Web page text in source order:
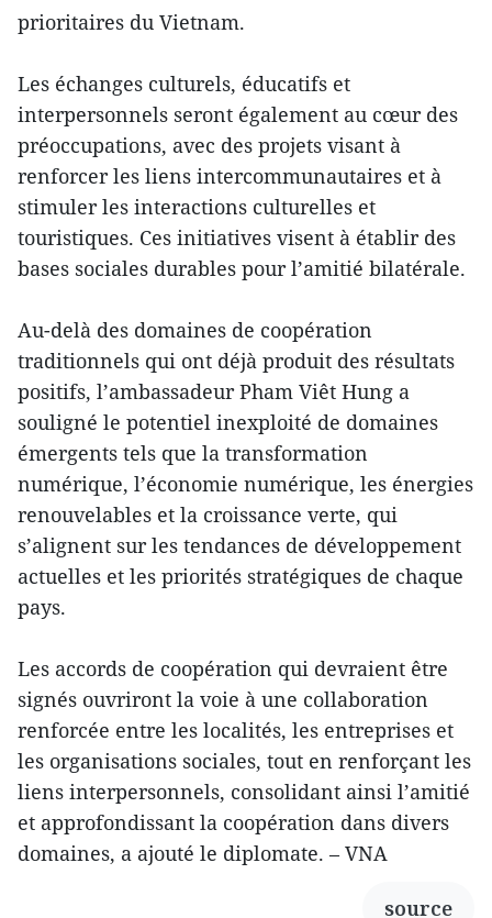
prioritaires du Vietnam.
Les échanges culturels, éducatifs et
interpersonnels seront également au cœur des
préoccupations, avec des projets visant à
renforcer les liens intercommunautaires et à
stimuler les interactions culturelles et
touristiques. Ces initiatives visent à établir des
bases sociales durables pour l’amitié bilatérale.
Au-delà des domaines de coopération
traditionnels qui ont déjà produit des résultats
positifs, l’ambassadeur Pham Viêt Hung a
souligné le potentiel inexploité de domaines
émergents tels que la transformation
numérique, l’économie numérique, les énergies
renouvelables et la croissance verte, qui
s’alignent sur les tendances de développement
actuelles et les priorités stratégiques de chaque
pays.
Les accords de coopération qui devraient être
signés ouvriront la voie à une collaboration
renforcée entre les localités, les entreprises et
les organisations sociales, tout en renforçant les
liens interpersonnels, consolidant ainsi l’amitié
et approfondissant la coopération dans divers
domaines, a ajouté le diplomate. – VNA
source